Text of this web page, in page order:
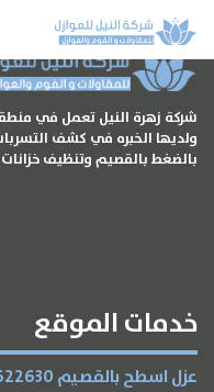
شركة زهرة النيل تعمل في
ولديها الخبره في كشف
بالضغط بالقصيم وتنظيف
خدمات الموقع
عزل اسطح بالقصيم 0548622630